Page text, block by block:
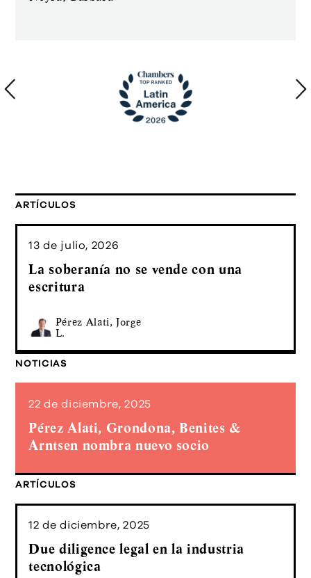
ARTÍCULOS
13 de julio, 2026
La soberanía no se vende con una
escritura
Pérez Alati, Jorge
L.
NOTICIAS
22 de diciembre, 2025
Pérez Alati, Grondona, Benites &
Arntsen nombra nuevo socio
ARTÍCULOS
12 de diciembre, 2025
Due diligence legal en la industria
tecnológica